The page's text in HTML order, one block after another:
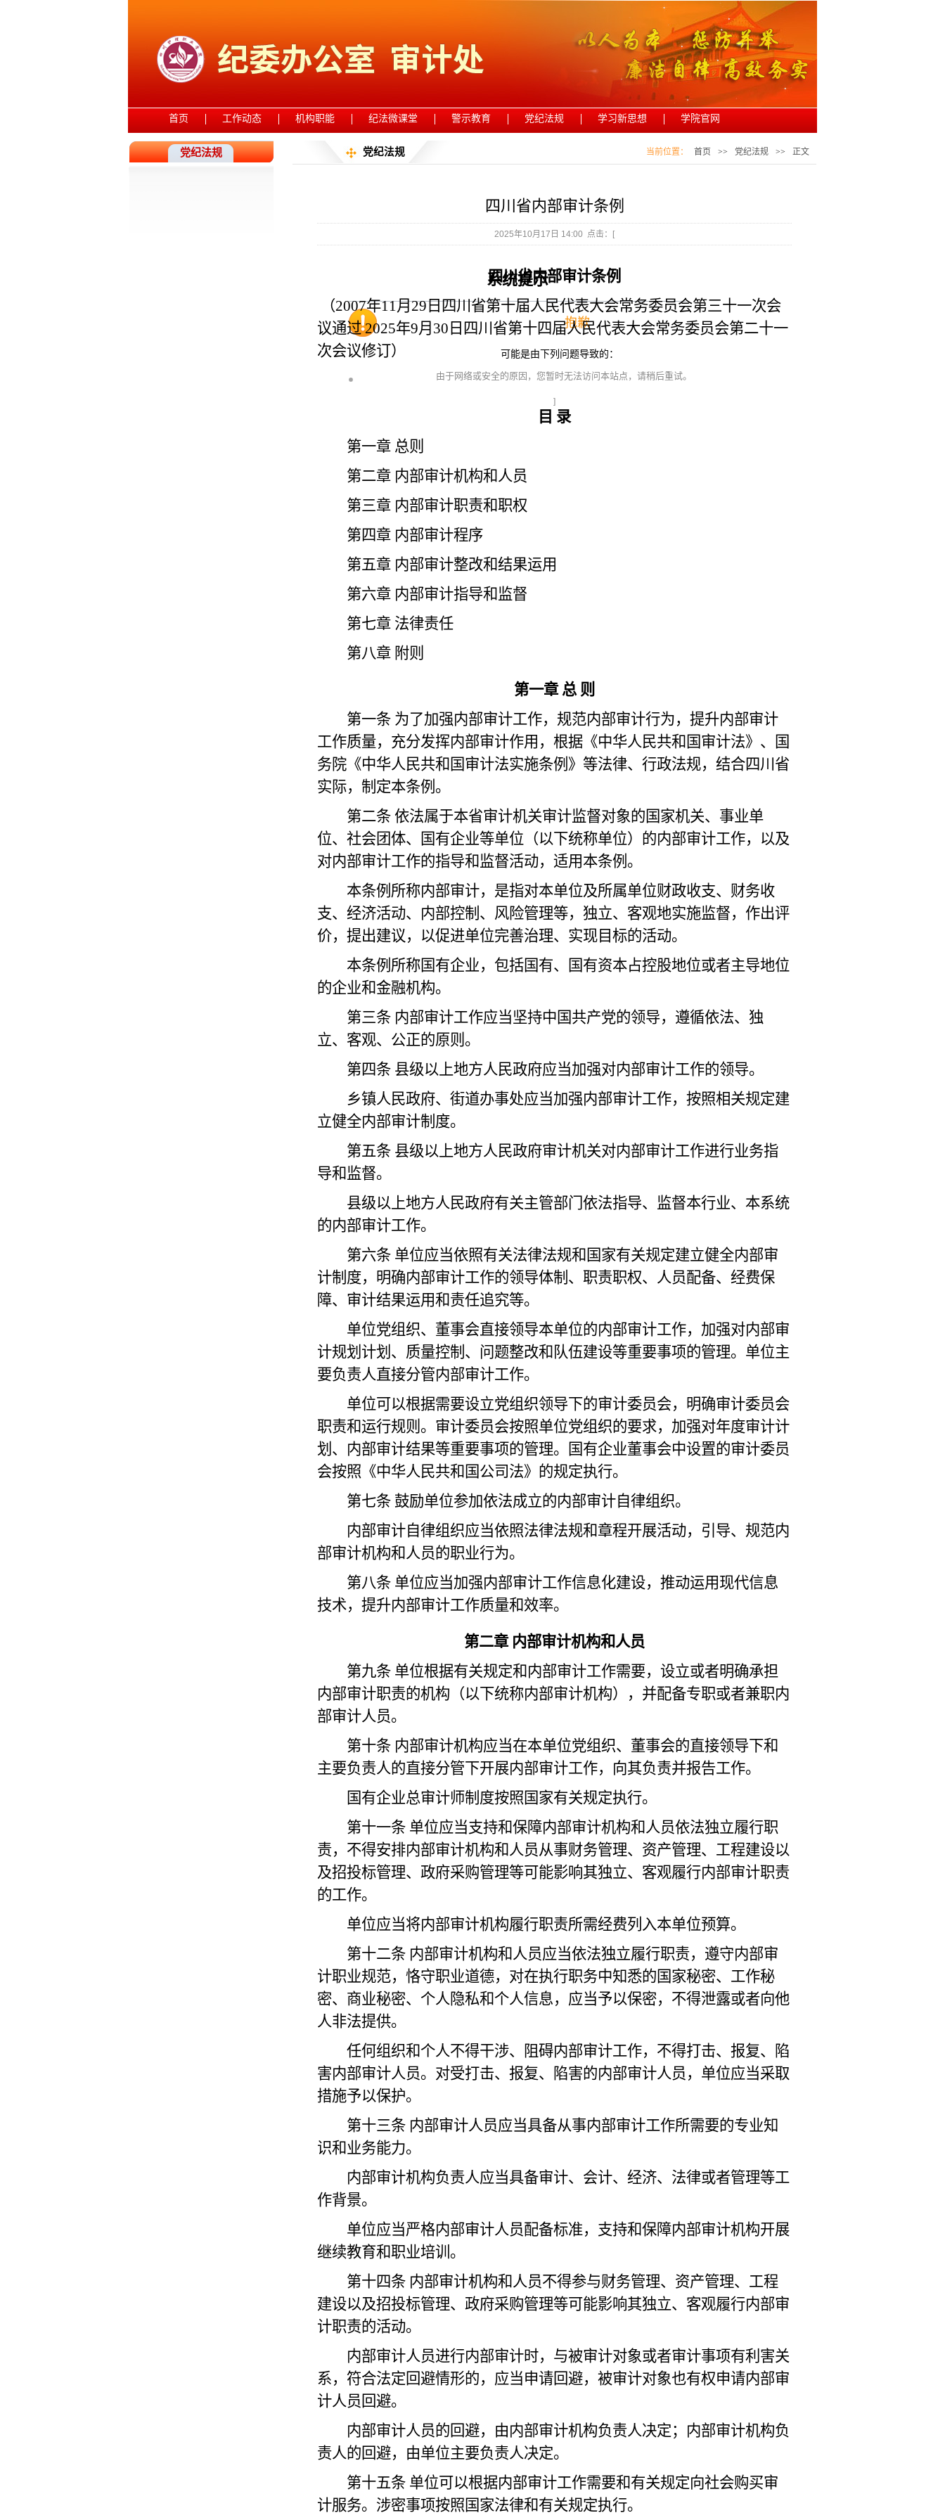
首页 工作动态 机构职能 纪法微课堂 警示教育 党纪法规 学习新思想 学院官网
党纪法规 当前位置： 首页 >> 党纪法规 >> 正文
党纪法规
四川省内部审计条例
2025年10月17日 14:00 点击：[
系统提示
抱歉
可能是由下列问题导致的：
由于网络或安全的原因，您暂时无法访问本站点，请稍后重试。
]
四川省内部审计条例
（2007年11月29日四川省第十届人民代表大会常务委员会第三十一次会
议通过 2025年9月30日四川省第十四届人民代表大会常务委员会第二十一
次会议修订）
目 录
第一章 总则
第二章 内部审计机构和人员
第三章 内部审计职责和职权
第四章 内部审计程序
第五章 内部审计整改和结果运用
第六章 内部审计指导和监督
第七章 法律责任
第八章 附则
第一章 总 则
第一条 为了加强内部审计工作，规范内部审计行为，提升内部审计
工作质量，充分发挥内部审计作用，根据《中华人民共和国审计法》、国
务院《中华人民共和国审计法实施条例》等法律、行政法规，结合四川省
实际，制定本条例。
第二条 依法属于本省审计机关审计监督对象的国家机关、事业单
位、社会团体、国有企业等单位（以下统称单位）的内部审计工作，以及
对内部审计工作的指导和监督活动，适用本条例。
本条例所称内部审计，是指对本单位及所属单位财政收支、财务收
支、经济活动、内部控制、风险管理等，独立、客观地实施监督，作出评
价，提出建议，以促进单位完善治理、实现目标的活动。
本条例所称国有企业，包括国有、国有资本占控股地位或者主导地位
的企业和金融机构。
第三条 内部审计工作应当坚持中国共产党的领导，遵循依法、独
立、客观、公正的原则。
第四条 县级以上地方人民政府应当加强对内部审计工作的领导。
乡镇人民政府、街道办事处应当加强内部审计工作，按照相关规定建
立健全内部审计制度。
第五条 县级以上地方人民政府审计机关对内部审计工作进行业务指
导和监督。
县级以上地方人民政府有关主管部门依法指导、监督本行业、本系统
的内部审计工作。
第六条 单位应当依照有关法律法规和国家有关规定建立健全内部审
计制度，明确内部审计工作的领导体制、职责职权、人员配备、经费保
障、审计结果运用和责任追究等。
单位党组织、董事会直接领导本单位的内部审计工作，加强对内部审
计规划计划、质量控制、问题整改和队伍建设等重要事项的管理。单位主
要负责人直接分管内部审计工作。
单位可以根据需要设立党组织领导下的审计委员会，明确审计委员会
职责和运行规则。审计委员会按照单位党组织的要求，加强对年度审计计
划、内部审计结果等重要事项的管理。国有企业董事会中设置的审计委员
会按照《中华人民共和国公司法》的规定执行。
第七条 鼓励单位参加依法成立的内部审计自律组织。
内部审计自律组织应当依照法律法规和章程开展活动，引导、规范内
部审计机构和人员的职业行为。
第八条 单位应当加强内部审计工作信息化建设，推动运用现代信息
技术，提升内部审计工作质量和效率。
第二章 内部审计机构和人员
第九条 单位根据有关规定和内部审计工作需要，设立或者明确承担
内部审计职责的机构（以下统称内部审计机构），并配备专职或者兼职内
部审计人员。
第十条 内部审计机构应当在本单位党组织、董事会的直接领导下和
主要负责人的直接分管下开展内部审计工作，向其负责并报告工作。
国有企业总审计师制度按照国家有关规定执行。
第十一条 单位应当支持和保障内部审计机构和人员依法独立履行职
责，不得安排内部审计机构和人员从事财务管理、资产管理、工程建设以
及招投标管理、政府采购管理等可能影响其独立、客观履行内部审计职责
的工作。
单位应当将内部审计机构履行职责所需经费列入本单位预算。
第十二条 内部审计机构和人员应当依法独立履行职责，遵守内部审
计职业规范，恪守职业道德，对在执行职务中知悉的国家秘密、工作秘
密、商业秘密、个人隐私和个人信息，应当予以保密，不得泄露或者向他
人非法提供。
任何组织和个人不得干涉、阻碍内部审计工作，不得打击、报复、陷
害内部审计人员。对受打击、报复、陷害的内部审计人员，单位应当采取
措施予以保护。
第十三条 内部审计人员应当具备从事内部审计工作所需要的专业知
识和业务能力。
内部审计机构负责人应当具备审计、会计、经济、法律或者管理等工
作背景。
单位应当严格内部审计人员配备标准，支持和保障内部审计机构开展
继续教育和职业培训。
第十四条 内部审计机构和人员不得参与财务管理、资产管理、工程
建设以及招投标管理、政府采购管理等可能影响其独立、客观履行内部审
计职责的活动。
内部审计人员进行内部审计时，与被审计对象或者审计事项有利害关
系，符合法定回避情形的，应当申请回避，被审计对象也有权申请内部审
计人员回避。
内部审计人员的回避，由内部审计机构负责人决定；内部审计机构负
责人的回避，由单位主要负责人决定。
第十五条 单位可以根据内部审计工作需要和有关规定向社会购买审
计服务。涉密事项按照国家法律和有关规定执行。